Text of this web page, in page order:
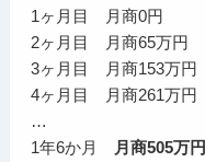
1ヶ月目 月商0円
2ヶ月目 月商65万円
3ヶ月目 月商153万円
4ヶ月目 月商261万円
…
1年6か月
月商505万円